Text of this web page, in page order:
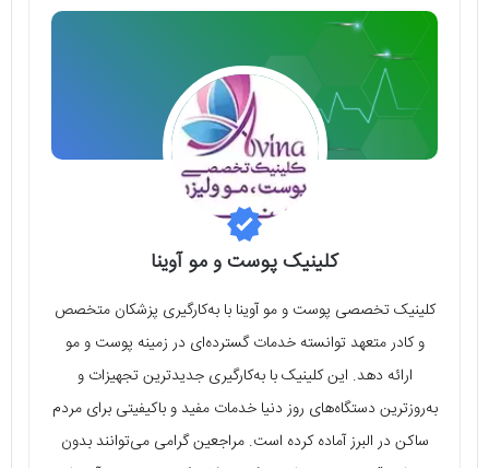
کلینیک پوست و مو آوینا
کلینیک تخصصی پوست و مو آوینا با به‌کارگیری پزشکان متخصص
و کادر متعهد توانسته خدمات گسترده‌ای در زمینه پوست و مو
ارائه دهد. این کلینیک با به‌کارگیری جدیدترین تجهیزات و
به‌روزترین دستگاه‌های روز دنیا خدمات مفید و باکیفیتی برای مردم
ساکن در البرز آماده کرده است. مراجعین گرامی می‌توانند بدون